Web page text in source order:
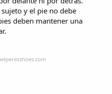
y el pie no debe
deben mantener una